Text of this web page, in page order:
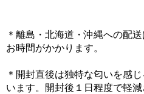
＊離島・北海道・沖縄への配
お時間がかかります。
＊開封直後は独特な匂いを感
います。開封後１日程度で軽